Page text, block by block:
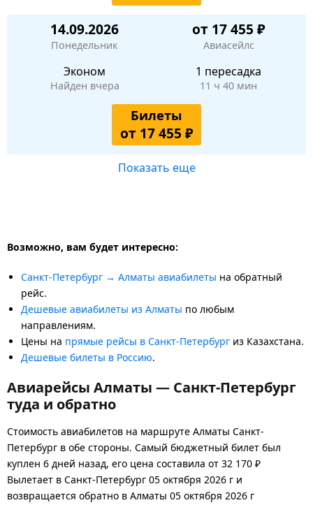
14.09.2026
Понедельник
от 17 455 ₽
Авиасейлс
Эконом
Найден вчера
1 пересадка
11 ч 40 мин
Билеты
от 17 455 ₽
Показать еще
Возможно, вам будет интересно:
Санкт-Петербург → Алматы авиабилеты на обратный
рейс.
Дешевые авиабилеты из Алматы по любым
направлениям.
Цены на прямые рейсы в Санкт-Петербург из Казахстана.
Дешевые билеты в Россию.
Авиарейсы Алматы — Санкт-Петербург
туда и обратно
Стоимость авиабилетов на маршруте Алматы Санкт-
Петербург в обе стороны. Самый бюджетный билет был
куплен 6 дней назад, его цена составила от 32 170 ₽
Вылетает в Санкт-Петербург 05 октября 2026 г и
возвращается обратно в Алматы 05 октября 2026 г